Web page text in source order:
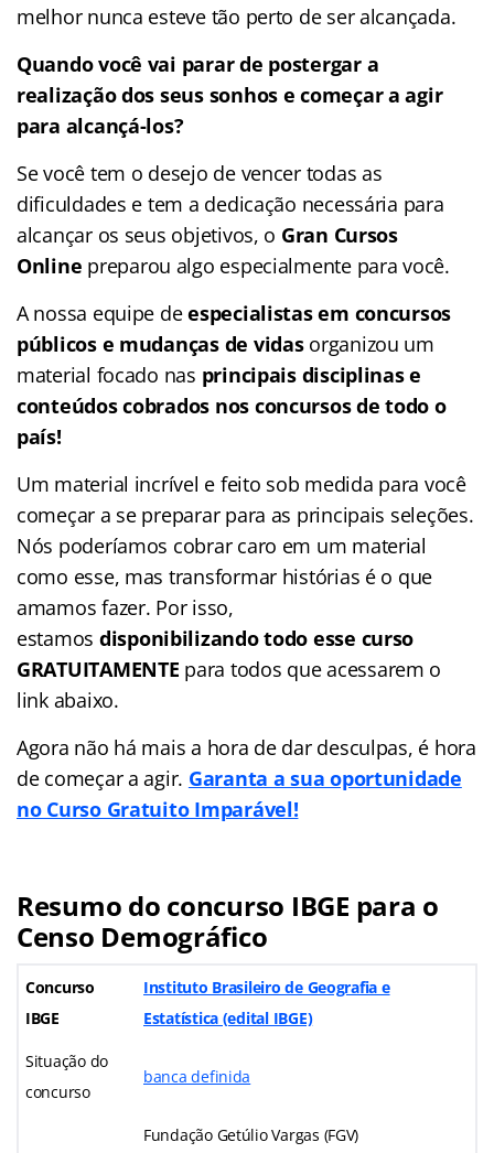
melhor nunca esteve tão perto de ser alcançada.
Quando você vai parar de postergar a
realização dos seus sonhos e começar a agir
para alcançá-los?
Se você tem o desejo de vencer todas as
dificuldades e tem a dedicação necessária para
alcançar os seus objetivos, o Gran Cursos
Online preparou algo especialmente para você.
A nossa equipe deespecialistas em concursos
públicos e mudanças de vidasorganizou um
material focado nas principais disciplinas e
conteúdos cobrados nos concursos de todo o
país!
Um material incrível e feito sob medida para você
começar a se preparar para as principais seleções.
Nós poderíamos cobrar caro em um material
como esse, mas transformar histórias é o que
amamos fazer. Por isso,
estamos disponibilizando todo esse curso
GRATUITAMENTE para todos que acessarem o
link abaixo.
Agora não há mais a hora de dar desculpas, é hora
de começar a agir. Garanta a sua oportunidade
no Curso Gratuito Imparável!
Resumo do concurso IBGE para o
Censo Demográfico
Concurso
IBGE
Instituto Brasileiro de Geografia e
Estatística (edital IBGE)
Situação do
concurso
banca definida
Fundação Getúlio Vargas (FGV)